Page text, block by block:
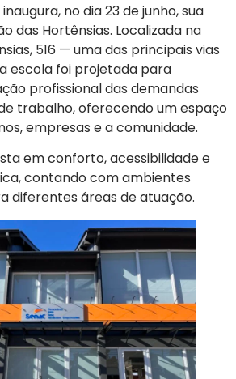
no dia 23 de junho, sua
das Hortênsias. Localizada na
516 — uma das principais vias
escola foi projetada para
profissional das demandas
trabalho, oferecendo um espaço
empresas e a comunidade.
em conforto, acessibilidade e
contando com ambientes
diferentes áreas de atuação.